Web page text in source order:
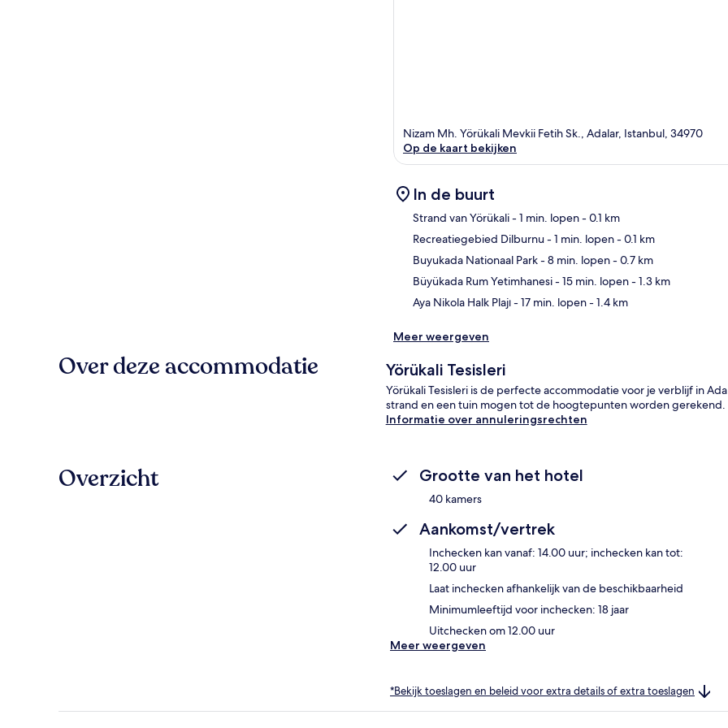
Nizam Mh. Yörükali Mevkii Fetih Sk., Adalar, Istanbul, 34970
Op de kaart bekijken
In de buurt
Strand van Yörükali- 1 min. lopen- 0.1 km
Recreatiegebied Dilburnu- 1 min. lopen- 0.1 km
Buyukada Nationaal Park- 8 min. lopen- 0.7 km
Büyükada Rum Yetimhanesi- 15 min. lopen- 1.3 km
Aya Nikola Halk Plajı- 17 min. lopen- 1.4 km
Meer weergeven
Over deze accommodatie Yörükali Tesisleri
Yörükali Tesisleri is de perfecte accommodatie voor je verblijf in
strand en een tuin mogen tot de hoogtepunten worden gerekend.
Informatie over annuleringsrechten
Overzicht Grootte van het hotel
40 kamers
Aankomst/vertrek
Inchecken kan vanaf: 14.00 uur; inchecken kan tot:
12.00 uur
Laat inchecken afhankelijk van de beschikbaarheid
Minimumleeftijd voor inchecken: 18 jaar
Uitchecken om 12.00 uur
Meer weergeven
*Bekijk toeslagen en beleid voor extra details of extra toeslagen